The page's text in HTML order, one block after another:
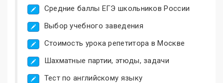
Средние баллы ЕГЭ школьников России
Выбор учебного заведения
Стоимость урока репетитора в Москве
Шахматные партии, этюды, задачи
Тест по английскому языку